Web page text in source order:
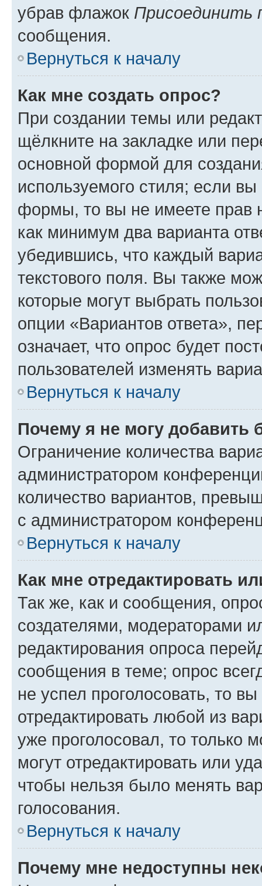
убрав флажок Присоединить
сообщения.
Вернуться к началу
Как мне создать опрос?
При создании темы или
щёлкните на закладке или
основной формой для
используемого стиля; если
формы, то вы не имеете прав
как минимум два варианта
убедившись, что каждый
текстового поля. Вы также
которые могут выбрать
опции «Вариантов ответа»,
означает, что опрос будет
пользователей изменять
Вернуться к началу
Почему я не могу добавить
Ограничение количества
администратором
количество вариантов,
с администратором
Вернуться к началу
Как мне отредактировать
Так же, как и сообщения,
создателями, модераторами
редактирования опроса
сообщения в теме; опрос
не успел проголосовать, то
отредактировать любой из
уже проголосовал, то только
могут отредактировать или
чтобы нельзя было менять
голосования.
Вернуться к началу
Почему мне недоступны